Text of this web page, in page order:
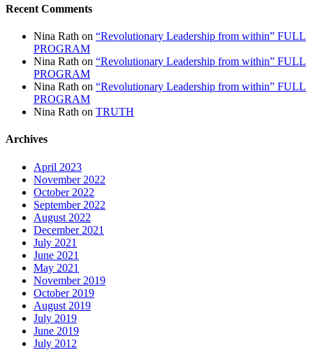
Recent Comments
Nina Rath on “Revolutionary Leadership from within” FULL
PROGRAM
Nina Rath on “Revolutionary Leadership from within” FULL
PROGRAM
Nina Rath on “Revolutionary Leadership from within” FULL
PROGRAM
Nina Rath on TRUTH
Archives
April 2023
November 2022
October 2022
September 2022
August 2022
December 2021
July 2021
June 2021
May 2021
November 2019
October 2019
August 2019
July 2019
June 2019
July 2012